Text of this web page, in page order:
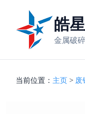
皓
金属破
当前位置： 主页 > 废